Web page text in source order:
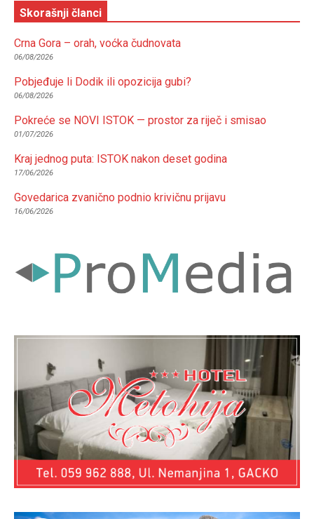
Skorašnji članci
Crna Gora – orah, voćka čudnovata
06/08/2026
Pobjeđuje li Dodik ili opozicija gubi?
06/08/2026
Pokreće se NOVI ISTOK — prostor za riječ i smisao
01/07/2026
Kraj jednog puta: ISTOK nakon deset godina
17/06/2026
Govedarica zvanično podnio krivičnu prijavu
16/06/2026